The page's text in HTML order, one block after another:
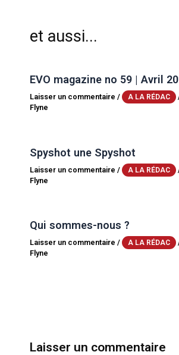
et aussi...
EVO magazine no 59 | Avril
Laisser un commentaire / A LA RÉDAC
Flyne
Spyshot une Spyshot
Laisser un commentaire / A LA RÉDAC
Flyne
Qui sommes-nous ?
Laisser un commentaire / A LA RÉDAC
Flyne
Laisser un commentaire